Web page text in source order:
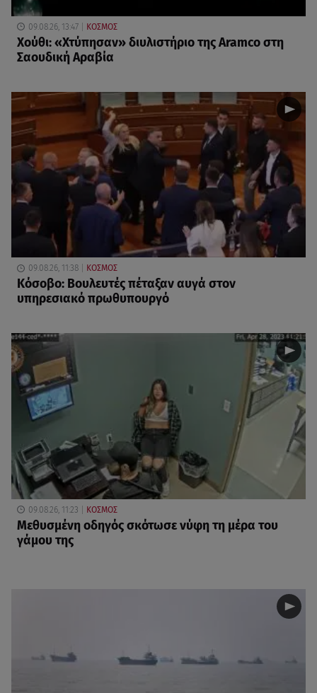
09.08.26, 13:47 ΚΟΣΜΟΣ
Χούθι: «Χτύπησαν» διυλιστήριο της Aramco στη
Σαουδική Αραβία
09.08.26, 11:38 ΚΟΣΜΟΣ
Κόσοβο: Βουλευτές πέταξαν αυγά στον
υπηρεσιακό πρωθυπουργό
09.08.26, 11:23 ΚΟΣΜΟΣ
Μεθυσμένη οδηγός σκότωσε νύφη τη μέρα του
γάμου της